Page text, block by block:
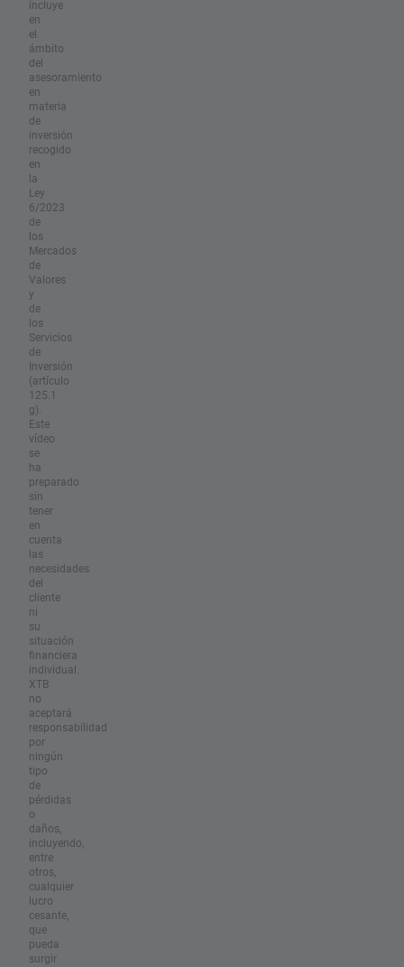
incluye
en
el
ámbito
del
asesoramiento
en
materia
de
inversión
recogido
en
la
Ley
6/2023
de
los
Mercados
de
Valores
y
de
los
Servicios
de
Inversión
(artículo
125.1
g).
Este
vídeo
se
ha
preparado
sin
tener
en
cuenta
las
necesidades
del
cliente
ni
su
situación
financiera
individual.
XTB
no
aceptará
responsabilidad
por
ningún
tipo
de
pérdidas
o
daños,
incluyendo,
entre
otros,
cualquier
lucro
cesante,
que
pueda
surgir